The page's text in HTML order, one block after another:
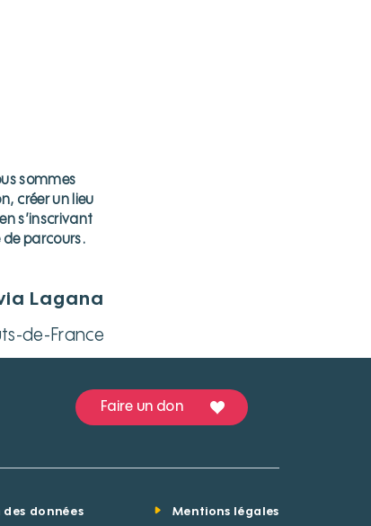
sommes
créer un lieu
s’inscrivant
parcours.
Lagana
de-France
Faire un don
données Mentions légales